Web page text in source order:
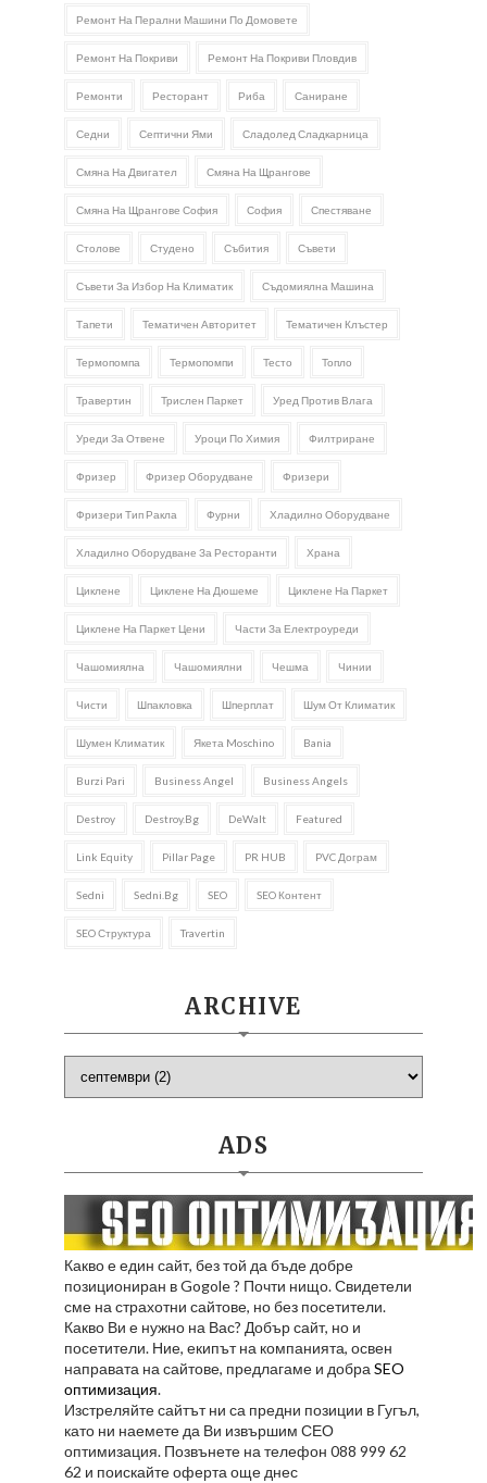
Ремонт На Перални Машини По Домовете
Ремонт На Покриви Ремонт На Покриви Пловдив
Ремонти Ресторант Риба Саниране
Седни Септични Ями Сладолед Сладкарница
Смяна На Двигател Смяна На Щрангове
Смяна На Щрангове София София Спестяване
Столове Студено Събития Съвети
Съвети За Избор На Климатик Съдомиялна Машина
Тапети Тематичен Авторитет Тематичен Клъстер
Термопомпа Термопомпи Тесто Топло
Травертин Трислен Паркет Уред Против Влага
Уреди За Отвене Уроци По Химия Филтриране
Фризер Фризер Оборудване Фризери
Фризери Тип Ракла Фурни Хладилно Оборудване
Хладилно Оборудване За Ресторанти Храна
Циклене Циклене На Дюшеме Циклене На Паркет
Циклене На Паркет Цени Части За Електроуреди
Чашомиялна Чашомиялни Чешма Чинии
Чисти Шпакловка Шперплат Шум От Климатик
Шумен Климатик Якета Moschino Bania
Burzi Pari Business Angel Business Angels
Destroy Destroy.bg DeWalt Featured
Link Equity Pillar Page PR HUB PVC Дограм
Sedni Sedni.bg SEO SEO Контент
SEO Структура Travertin
ARCHIVE
ADS
Какво е един сайт, без той да бъде добре
позициониран в Gogole ? Почти нищо. Свидетели
сме на страхотни сайтове, но без посетители.
Какво Ви е нужно на Вас? Добър сайт, но и
посетители. Ние, екипът на компанията, освен
направата на сайтове, предлагаме и добра SEO
оптимизация.
Изстреляйте сайтът ни са предни позиции в Гугъл,
като ни наемете да Ви извършим СЕО
оптимизация. Позвънете на телефон 088 999 62
62 и поискайте оферта още днес